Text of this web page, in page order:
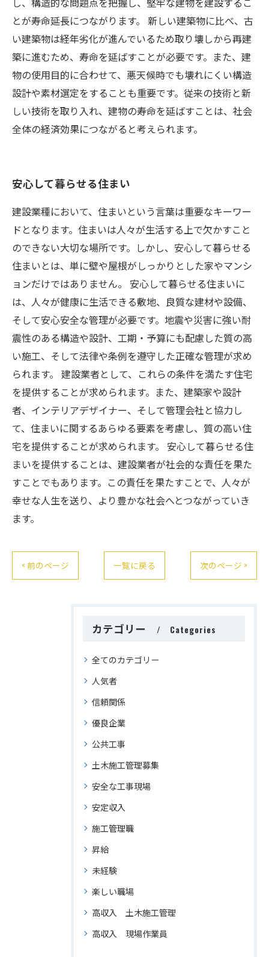
とが寿命延長につながります。 新しい建築物に比べ、古
い建築物は経年劣化が進んでいるため取り壊しから再建
築に進むため、寿命を延ばすことが必要です。また、建
物の使用目的に合わせて、悪天候時でも壊れにくい構造
設計や素材選定をすることも重要です。従来の技術と新
しい技術を取り入れ、建物の寿命を延ばすことは、社会
全体の経済効果につながると考えられます。
安心して暮らせる住まい
建設業種において、住まいという言葉は重要なキーワー
ドとなります。住まいは人々が生活する上で欠かすこと
のできない大切な場所です。しかし、安心して暮らせる
住まいとは、単に壁や屋根がしっかりとした家やマンシ
ョンだけではありません。 安心して暮らせる住まいに
は、人々が健康に生活できる敷地、良質な建材や設備、
そして安心安全な管理が必要です。地震や災害に強い耐
震性のある構造や設計、工期・予算にも配慮した質の高
い施工、そして法律や条例を遵守した正確な管理が求め
られます。 建設業者として、これらの条件を満たす住宅
を提供することが求められます。また、建築家や設計
者、インテリアデザイナー、そして管理会社と協力し
て、住まいに関するあらゆる要素を考慮し、質の高い住
宅を提供することが求められます。 安心して暮らせる住
まいを提供することは、建設業者が社会的な責任を果た
すことでもあります。この責任を果たすことで、人々が
幸せな人生を送り、より豊かな社会へとつながっていき
ます。
< 前のページ 一覧に戻る 次のページ >
カテゴリー Categories
全てのカテゴリー
人気者
信頼関係
優良企業
公共工事
土木施工管理募集
安全な工事現場
安定収入
施工管理職
昇給
未経験
楽しい職場
高収入 土木施工管理
高収入 現場作業員